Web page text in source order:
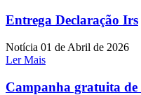
Entrega Declaração Irs
Notícia 01 de Abril de 2026
Ler Mais
Campanha gratuita de